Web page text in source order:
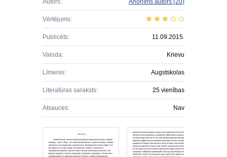
Autors: Anonīms autors (20)
Vērtējums:
Publicēts: 11.09.2015.
Valoda: Krievu
Līmenis: Augstskolas
Literatūras saraksts: 25 vienības
Atsauces: Nav